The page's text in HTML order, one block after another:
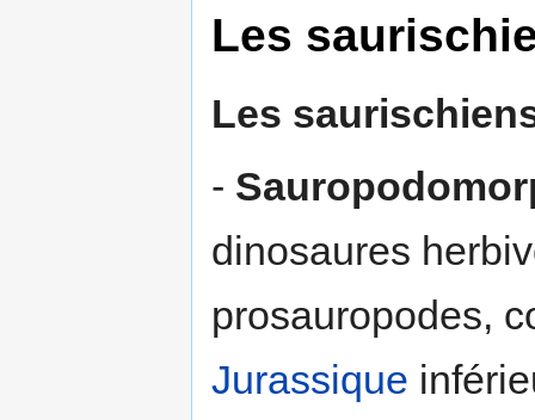
Les
Les
-
dinosaures
prosauropodes,
Jurassique